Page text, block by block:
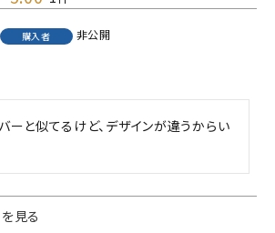
購入者
非公開
ーと似てるけど、デザインが違うからい
見る